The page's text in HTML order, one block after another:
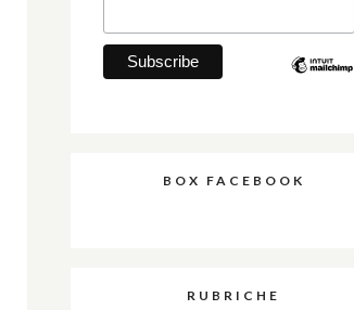
BOX FACEBOOK
RUBRICHE